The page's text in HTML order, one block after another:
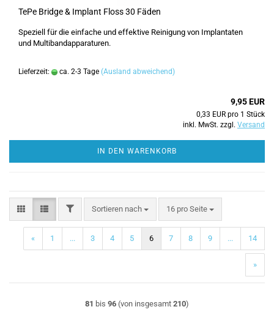
TePe Bridge & Implant Floss 30 Fäden
Speziell für die einfache und effektive Reinigung von Implantaten
und Multibandapparaturen.
Lieferzeit: ca. 2-3 Tage (Ausland abweichend)
9,95 EUR
0,33 EUR pro 1 Stück
inkl. MwSt. zzgl. Versand
IN DEN WARENKORB
FILTERSortieren nach
Sortieren nach 16 pro Seite
pro Seite
« 1 ... 3 4 5 6 7 8 9 ... 14
»
81 bis 96 (von insgesamt 210)